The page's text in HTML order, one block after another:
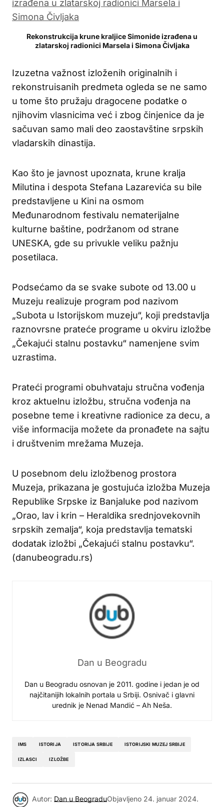
Rekonstrukcija krune kraljice Simonide izrađena u
zlatarskoj radionici Marsela i Simona Čivljaka
Izuzetna važnost izloženih originalnih i
rekonstruisanih predmeta ogleda se ne samo
u tome što pružaju dragocene podatke o
njihovim vlasnicima već i zbog činjenice da je
sačuvan samo mali deo zaostavštine srpskih
vladarskih dinastija.
Kao što je javnost upoznata, krune kralja
Milutina i despota Stefana Lazarevića su bile
predstavljene u Kini na osmom
Međunarodnom festivalu nematerijalne
kulturne baštine, podržanom od strane
UNESKA, gde su privukle veliku pažnju
posetilaca.
Podsećamo da se svake subote od 13.00 u
Muzeju realizuje program pod nazivom
„Subota u Istorijskom muzeju“, koji predstavlja
raznovrsne prateće programe u okviru izložbe
„Čekajući stalnu postavku“ namenjene svim
uzrastima.
Prateći programi obuhvataju stručna vođenja
kroz aktuelnu izložbu, stručna vođenja na
posebne teme i kreativne radionice za decu, a
više informacija možete da pronađete na sajtu
i društvenim mrežama Muzeja.
U posebnom delu izložbenog prostora
Muzeja, prikazana je gostujuća izložba Muzeja
Republike Srpske iz Banjaluke pod nazivom
„Orao, lav i krin – Heraldika srednjovekovnih
srpskih zemalja“, koja predstavlja tematski
dodatak izložbi „Čekajući stalnu postavku“.
(danubeogradu.rs)
Dan u Beogradu
Dan u Beogradu osnovan je 2011. godine i jedan je od
najčitanijih lokalnih portala u Srbiji. Osnivač i glavni
urednik je Nenad Mandić – Ah Neša.
IMS ISTORIJA ISTORIJA SRBIJE ISTORIJSKI MUZEJ SRBIJE
IZLASCI IZLOŽBE
Autor: Dan u BeograduObjavljeno 24. januar 2024.